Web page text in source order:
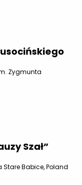
Zygmunta
Szał”
Stare Babice, Poland